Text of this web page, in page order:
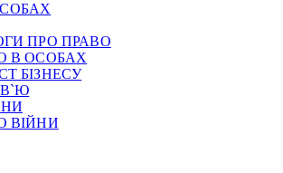
ПРО ПРАВО
В ОСОБАХ
БІЗНЕСУ
ВІЙНИ